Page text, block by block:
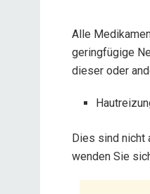
Alle
geringfügige
dieser oder
Dies sind nicht
wenden Sie